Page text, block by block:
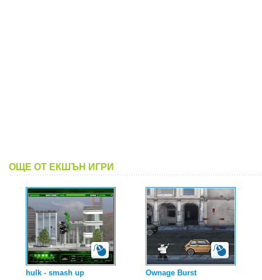
ОЩЕ ОТ ЕКШЪН ИГРИ
hulk - smash up Ownage Burst